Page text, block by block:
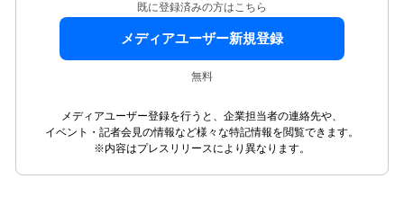
既に登録済みの方はこちら
メディアユーザー新規登録
無料
メディアユーザー登録を行うと、企業担当者の連絡先や、
イベント・記者会見の情報など様々な特記情報を閲覧できます。
※内容はプレスリリースにより異なります。